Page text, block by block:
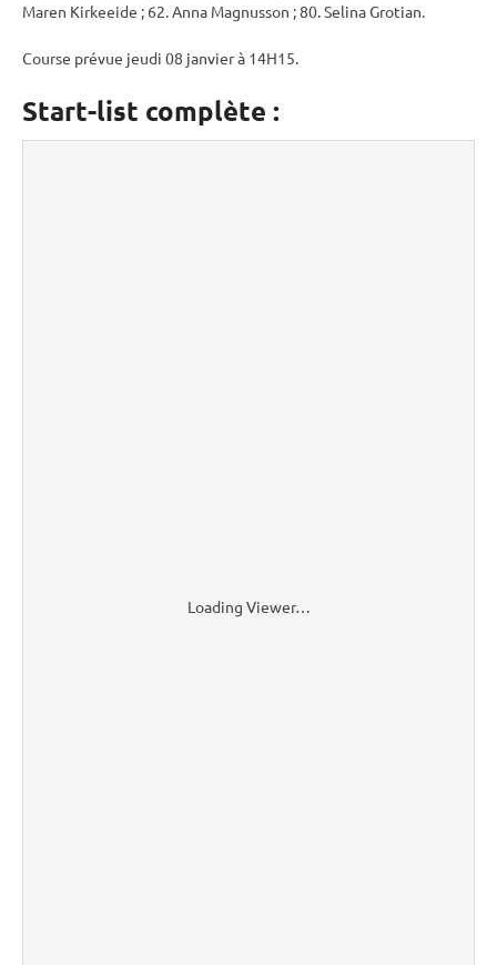
Maren Kirkeeide ; 62. Anna Magnusson ; 80. Selina Grotian.
Course prévue jeudi 08 janvier à 14H15.
Start-list complète :
Loading Viewer…